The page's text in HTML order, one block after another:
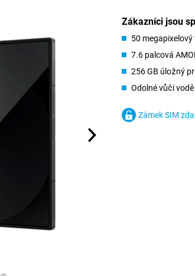
Zákazníci jsou
50
7.6 palcová
256 GB úložný
Odolné vůči
Zámek SIM